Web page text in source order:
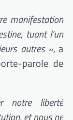
manifestation
tuant l’un
autres », a
parole de
notre liberté
et nous ne